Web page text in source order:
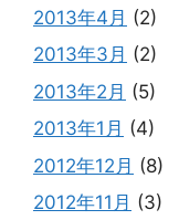
2013年4月 (2)
2013年3月 (2)
2013年2月 (5)
2013年1月 (4)
2012年12月 (8)
2012年11月 (3)